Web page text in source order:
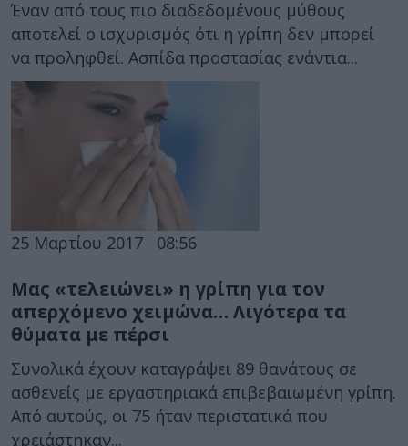
Έναν από τους πιο διαδεδομένους μύθους
αποτελεί ο ισχυρισμός ότι η γρίπη δεν μπορεί
να προληφθεί. Ασπίδα προστασίας ενάντια...
25 Μαρτίου 2017 08:56
Μας «τελειώνει» η γρίπη για τον
απερχόμενο χειμώνα… Λιγότερα τα
θύματα με πέρσι
Συνολικά έχουν καταγράψει 89 θανάτους σε
ασθενείς με εργαστηριακά επιβεβαιωμένη γρίπη.
Από αυτούς, οι 75 ήταν περιστατικά που
χρειάστηκαν...